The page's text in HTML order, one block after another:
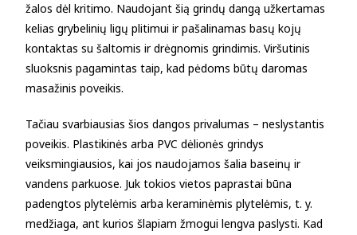
žalos dėl kritimo. Naudojant šią grindų dangą užkertamas
kelias grybelinių ligų plitimui ir pašalinamas basų kojų
kontaktas su šaltomis ir drėgnomis grindimis. Viršutinis
sluoksnis pagamintas taip, kad pėdoms būtų daromas
masažinis poveikis.
Tačiau svarbiausias šios dangos privalumas – neslystantis
poveikis. Plastikinės arba PVC dėlionės grindys
veiksmingiausios, kai jos naudojamos šalia baseinų ir
vandens parkuose. Juk tokios vietos paprastai būna
padengtos plytelėmis arba keraminėmis plytelėmis, t. y.
medžiaga, ant kurios šlapiam žmogui lengva paslysti. Kad